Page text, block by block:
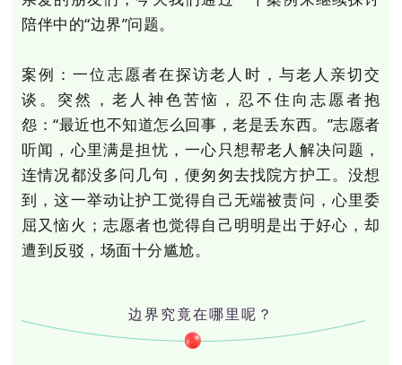
陪伴中的“边界”问题。
案例：一位志愿者在探访老人时，与老人亲切交
谈。突然，老人神色苦恼，忍不住向志愿者抱
怨：“最近也不知道怎么回事，老是丢东西。”志愿者
听闻，心里满是担忧，一心只想帮老人解决问题，
连情况都没多问几句，便匆匆去找院方护工。没想
到，这一举动让护工觉得自己无端被责问，心里委
屈又恼火；志愿者也觉得自己明明是出于好心，却
遭到反驳，场面十分尴尬。
边界究竟在哪里呢？